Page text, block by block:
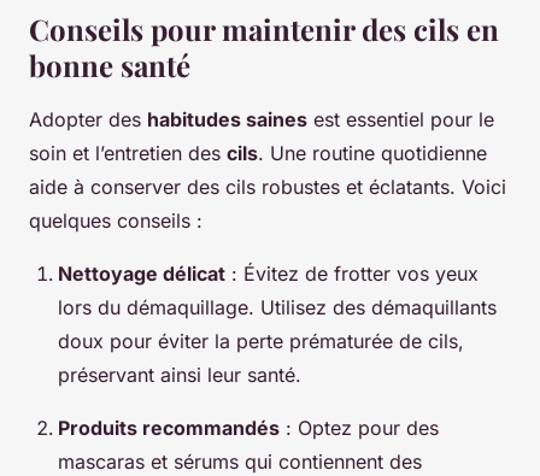
Conseils pour maintenir des cils en
bonne santé
Adopter des habitudes saines est essentiel pour le
soin et l’entretien des cils. Une routine quotidienne
aide à conserver des cils robustes et éclatants. Voici
quelques conseils :
Nettoyage délicat : Évitez de frotter vos yeux
lors du démaquillage. Utilisez des démaquillants
doux pour éviter la perte prématurée de cils,
préservant ainsi leur santé.
Produits recommandés : Optez pour des
mascaras et sérums qui contiennent des